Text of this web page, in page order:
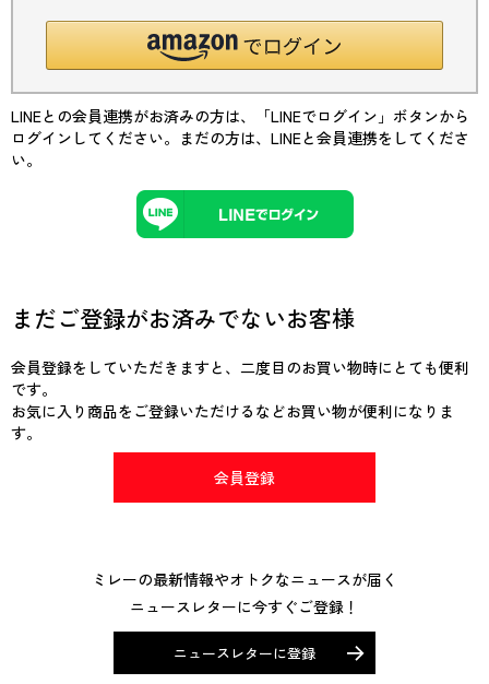
LINEとの会員連携がお済みの方は、「LINEでログイン」ボタンから
ログインしてください。まだの方は、 LINEと会員連携をしてくださ
い。
まだご登録がお済みでないお客様
会員登録をしていただきますと、二度目のお買い物時にとても便利
です。
お気に入り商品をご登録いただけるなどお買い物が便利になりま
す。
会員登録
ミレーの最新情報やオトクなニュースが届く
ニュースレターに今すぐご登録！
ニュースレターに登録